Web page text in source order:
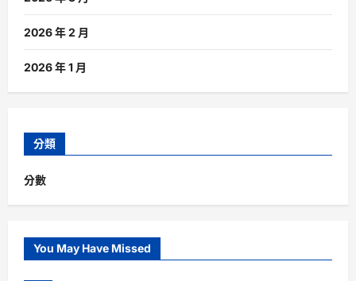
2026 年 2 月
2026 年 1 月
分類
分數
You May Have Missed